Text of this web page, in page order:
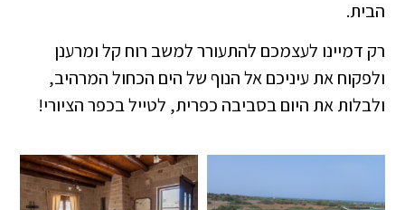
הבית.
רק דמיינו לעצמכם להתעורר למשב רוח קל ומרענן
ולפקוח את עיניכם אל הנוף של הים הכחול המרהיב,
ולבלות את היום בסביבה כפרית, לטייל בכפר הציורי!